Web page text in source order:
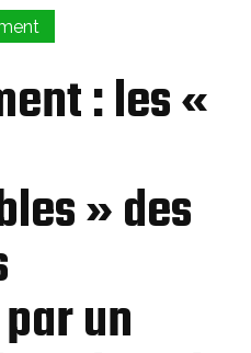
: les «
» des
un